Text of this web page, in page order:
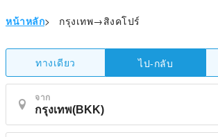
หน้าหลัก> กรุงเทพ→สิงคโปร์
ทางเดียว ไป-กลับ
จาก